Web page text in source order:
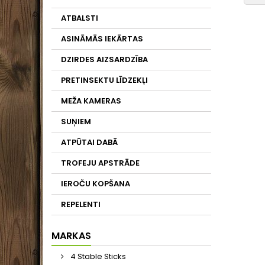
ATBALSTI
ASINĀMĀS IEKĀRTAS
DZIRDES AIZSARDZĪBA
PRETINSEKTU LĪDZEKĻI
MEŽA KAMERAS
SUŅIEM
ATPŪTAI DABĀ
TROFEJU APSTRĀDE
IEROČU KOPŠANA
REPELENTI
MARKAS
4 Stable Sticks